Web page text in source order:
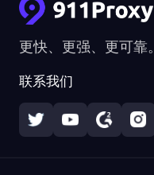
更快、更强、更可靠。
联系我们